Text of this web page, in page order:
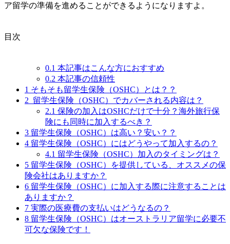
ア留学の準備を進めることができるようになりますよ。
目次
0.1 本記事はこんな方におすすめ
0.2 本記事の信頼性
1 そもそも留学生保険（OSHC）とは？？
2 留学生保険（OSHC）でカバーされる内容は？
2.1 保険の加入はOSHCだけで十分？海外旅行保
険にも同時に加入するべき？
3 留学生保険（OSHC）は高い？安い？？
4 留学生保険（OSHC）にはどうやって加入するの？
4.1 留学生保険（OSHC）加入のタイミングは？
5 留学生保険（OSHC）を提供している、オススメの保
険会社はありますか？
6 留学生保険（OSHC）に加入する際に注意することは
ありますか？
7 実際の医療費の支払いはどうなるの？
8 留学生保険（OSHC）はオーストラリア留学に必要不
可欠な保険です！